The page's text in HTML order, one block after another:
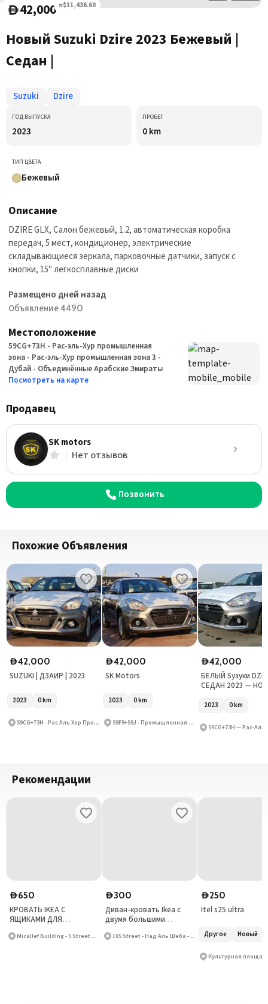
D42,000 ≈$11,436.60
Новый Suzuki Dzire 2023 Бежевый |
Седан |
Suzuki Dzire
ГОД ВЫПУСКА
2023
ПРОБЕГ
0 km
ТИП ЦВЕТА
Бежевый
Описание
DZIRE GLX, Салон бежевый, 1.2, автоматическая коробка
передач, 5 мест, кондиционер, электрические
складывающиеся зеркала, парковочные датчики, запуск с
кнопки, 15" легкосплавные диски
Размещено дней назад
Объявление 4490
Местоположение
59CG+73H - Рас-эль-Хур промышленная
зона - Рас-эль-Хур промышленная зона 3 -
Дубай - Объединённые Арабские Эмираты
Посмотреть на карте
Продавец
SK motors
Нет отзывов
Позвонить
Похожие Объявления
D42,000
SUZUKI | ДЗАИР | 2023
2023 0km
59CG+73H - Рас Аль Хор Промышленная Зона - Рас Аль Хор Промышленная Зона 3 - Дубай - Объединённые Арабские Эмираты
D42,000
SK Motors
2023 0km
59F9+59J - Промышленная зона Рас Аль Хор - Промышленная зона Рас Аль Хор 3 - Дубай - Объединенные Арабские Эмираты
D42,000
БЕЛЫЙ Sузуки
СЕДАН 2023 —
2023 0km
Рекомендации
D650
КРОВАТЬ IKEA С
ЯЩИКАМИ ДЛЯ
Micallef Building - 5 Street 25 - Al Barsha First - Al Barsha
D300
Диван-кровать Ikea с
двумя большими
105 Street - Над Аль Шеба - Над Аль Шеба 4
D250
Itel s25 ultra
Другое Новый